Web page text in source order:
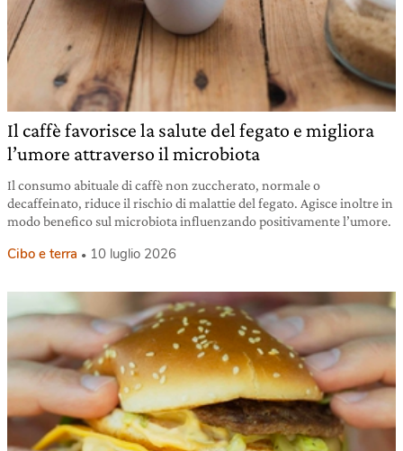
Il caffè favorisce la salute del fegato e migliora
l’umore attraverso il microbiota
Il consumo abituale di caffè non zuccherato, normale o
decaffeinato, riduce il rischio di malattie del fegato. Agisce inoltre in
modo benefico sul microbiota influenzando positivamente l’umore.
Cibo e terra 10 luglio 2026